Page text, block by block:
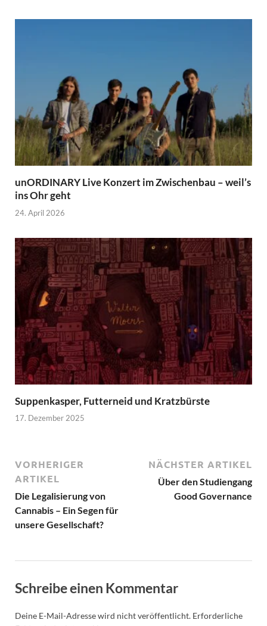
unORDINARY Live Konzert im Zwischenbau – weil’s
ins Ohr geht
24. April 2026
Suppenkasper, Futterneid und Kratzbürste
17. Dezember 2025
VORHERIGER
ARTIKEL
Die Legalisierung von
Cannabis – Ein Segen für
unsere Gesellschaft?
NÄCHSTER ARTIKEL
Über den Studiengang
Good Governance
Schreibe einen Kommentar
Deine E-Mail-Adresse wird nicht veröffentlicht. Erforderliche